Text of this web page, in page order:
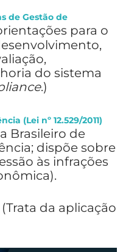
de Gestão de
para o
do sistema
.)
(Lei nº 12.529/2011)
Brasileiro de
dispõe sobre
às infrações
(Trata da aplicação